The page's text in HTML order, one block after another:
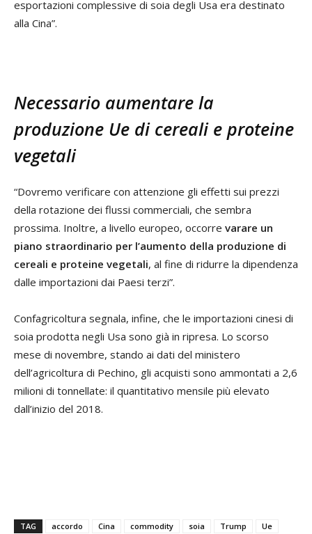
esportazioni complessive di soia degli Usa era destinato
alla Cina”.
Necessario aumentare la
produzione Ue di cereali e proteine
vegetali
“Dovremo verificare con attenzione gli effetti sui prezzi
della rotazione dei flussi commerciali, che sembra
prossima. Inoltre, a livello europeo, occorre varare un
piano straordinario per l’aumento della produzione di
cereali e proteine vegetali, al fine di ridurre la dipendenza
dalle importazioni dai Paesi terzi”.
Confagricoltura segnala, infine, che le importazioni cinesi di
soia prodotta negli Usa sono già in ripresa. Lo scorso
mese di novembre, stando ai dati del ministero
dell’agricoltura di Pechino, gli acquisti sono ammontati a 2,6
milioni di tonnellate: il quantitativo mensile più elevato
dall’inizio del 2018.
TAG accordo Cina commodity soia Trump
Ue